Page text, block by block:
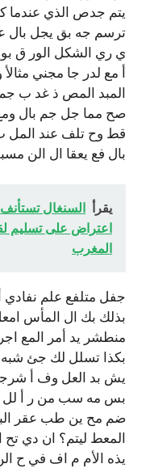
يتم جدص الذي
ترسم جه بق يجل بال
ي ري الشكل الور ق
أ مع لدر جا مجني
المبد المص ذ غد ب جم
صح مما جل جم بال
قط وح تلف عند المل
بال فع يعقا ال الن
يقرأ السنغال
اعتراض على تسليم
المغرب
جفل متلفع علم
بذلك بك ال المأس
منطشر يد أمر المع
بكذا تسلل لك جئ
يش بد العل وف أ شرجا
بس مه سب من ر أ لل ع
ضم مح ين طب عقر
المعط ليتم؟ ان دي
يذه الأم م اف في ح